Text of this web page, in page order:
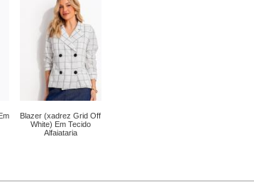
Blazer (xadrez Grid Off
White) Em Tecido
Alfaiataria